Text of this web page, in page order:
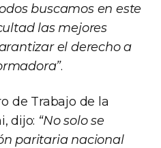
buscamos en este
las mejores
el derecho a
.
de Trabajo de la
dijo: “No solo se
paritaria nacional